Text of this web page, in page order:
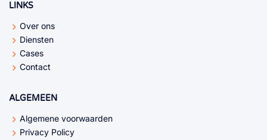
LINKS
Over ons
Diensten
Cases
Contact
ALGEMEEN
Algemene voorwaarden
Privacy Policy